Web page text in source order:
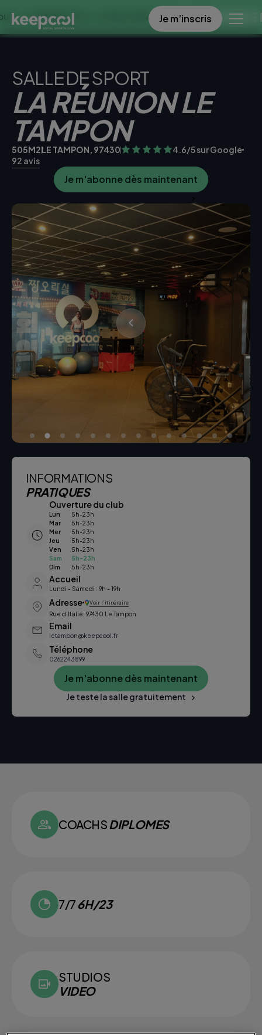
À 0€ << OFFRE LIMITÉE ☀️ OFFRE SPECIALE DANS
Je m’inscris
SALLE DE SPORT
LA RÉUNION LE
TAMPON
505M2LE TAMPON, 97430
4.6/5 sur Google
92 avis
Je m'abonne dès maintenant
INFORMATIONS
PRATIQUES
Ouverture du club
Lun
5h-23h
Mar
5h-23h
Mer
5h-23h
Jeu
5h-23h
Ven
5h-23h
Sam
5h-23h
Dim
5h-23h
Accueil
Lundi - Samedi : 9h - 19h
Adresse Voir l’itinéraire
Rue d’Italie, 97430 Le Tampon
Email
letampon@keepcool.fr
Téléphone
0262243899
Je m'abonne dès maintenant
Je teste la salle gratuitement
COACHSDIPLOMES
7/7 6H/23
STUDIOS
VIDEO